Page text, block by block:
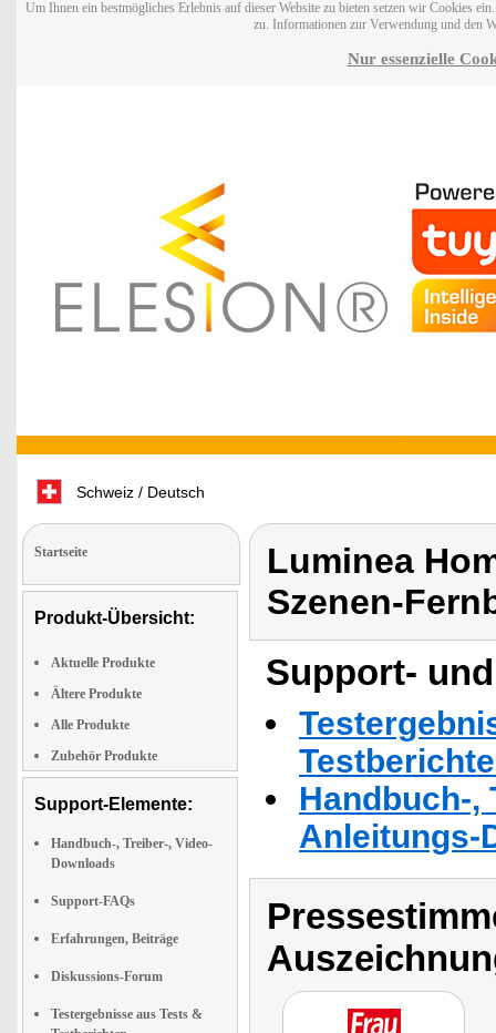
Um Ihnen ein bestmögliches Erlebnis auf dieser Website zu bieten setzen wir Cookies
zu. Informationen zur Verwendung und den
Nur essenzielle
Schweiz / Deutsch
Startseite
Produkt-Übersicht:
Aktuelle Produkte
Ältere Produkte
Alle Produkte
Zubehör Produkte
Support-Elemente:
Handbuch-, Treiber-, Video-
Downloads
Support-FAQs
Erfahrungen, Beiträge
Diskussions-Forum
Testergebnisse aus Tests &
Luminea
Szenen-
Support-
Handbuch-,
Anleitungs-